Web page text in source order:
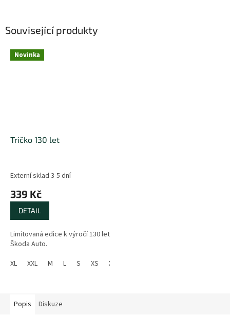
Související produkty
Novinka
Tričko 130 let
Externí sklad 3-5 dní
339 Kč
DETAIL
Limitovaná edice k výročí 130 let
Škoda Auto.
XL
XXL M L S XS XXXL
Popis Diskuze